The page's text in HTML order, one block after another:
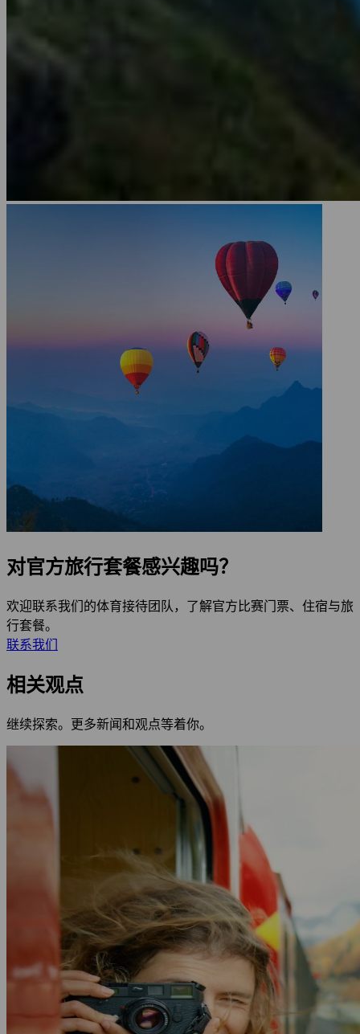
对官方旅行套餐感兴趣吗？
欢迎联系我们的体育接待团队，了解官方比赛门票、住宿与旅
行套餐。
联系我们
相关观点
继续探索。更多新闻和观点等着你。